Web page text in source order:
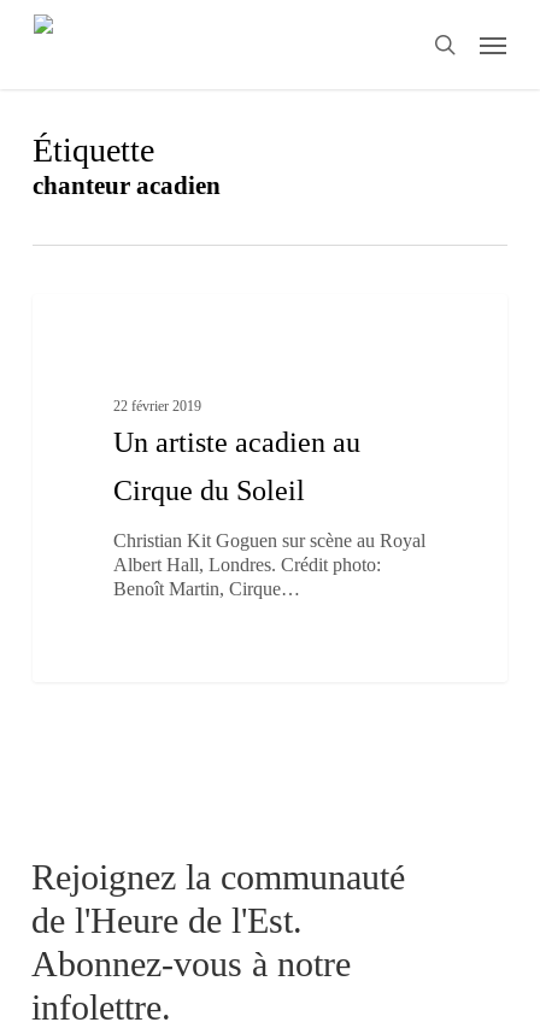
search
Menu
Étiquette
chanteur acadien
22 février 2019
Un artiste acadien au
Cirque du Soleil
Christian Kit Goguen sur scène au Royal
Albert Hall, Londres. Crédit photo:
Benoît Martin, Cirque…
Rejoignez la communauté
de l'Heure de l'Est.
Abonnez-vous à notre
infolettre.